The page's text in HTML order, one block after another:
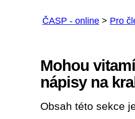
Mohou
nápisy na
Obsah této sekce